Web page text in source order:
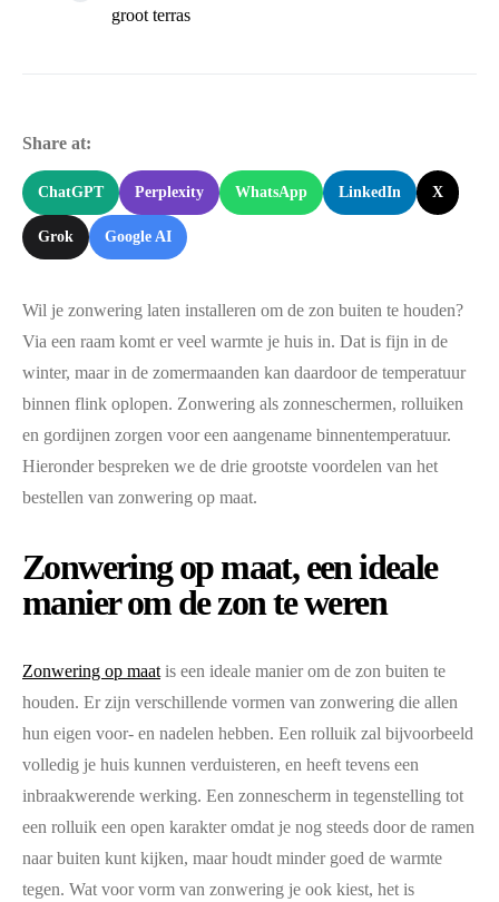
groot terras
Share at:
ChatGPT Perplexity WhatsApp LinkedIn X
Grok Google AI
Wil je zonwering laten installeren om de zon buiten te houden?
Via een raam komt er veel warmte je huis in. Dat is fijn in de
winter, maar in de zomermaanden kan daardoor de temperatuur
binnen flink oplopen. Zonwering als zonneschermen, rolluiken
en gordijnen zorgen voor een aangename binnentemperatuur.
Hieronder bespreken we de drie grootste voordelen van het
bestellen van zonwering op maat.
Zonwering op maat, een ideale
manier om de zon te weren
Zonwering op maat is een ideale manier om de zon buiten te
houden. Er zijn verschillende vormen van zonwering die allen
hun eigen voor- en nadelen hebben. Een rolluik zal bijvoorbeeld
volledig je huis kunnen verduisteren, en heeft tevens een
inbraakwerende werking. Een zonnescherm in tegenstelling tot
een rolluik een open karakter omdat je nog steeds door de ramen
naar buiten kunt kijken, maar houdt minder goed de warmte
tegen. Wat voor vorm van zonwering je ook kiest, het is